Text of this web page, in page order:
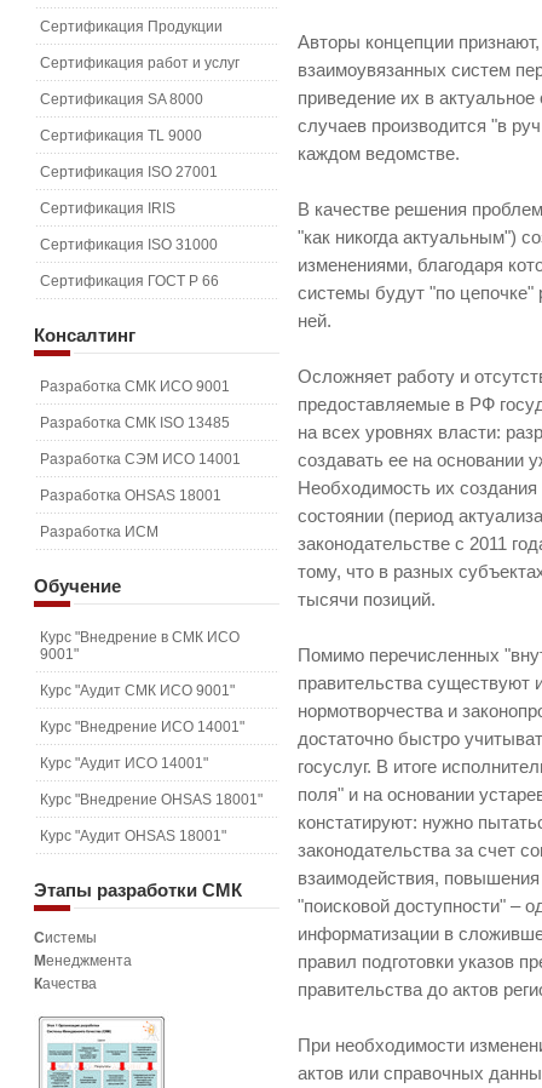
Авторы концепции
взаимоувязанных систем
приведение их в
случаев производится "в
каждом ведомстве.
В качестве решения
"как никогда актуальным")
изменениями, благодаря
системы будут "по цепочке"
ней.
Осложняет работу и
предоставляемые в РФ
на всех уровнях власти:
создавать ее на основании
Необходимость их
состоянии (период
законодательстве с 2011
тому, что в разных
тысячи позиций.
Помимо перечисленных
правительства существуют
нормотворчества и
достаточно быстро
госуслуг. В итоге
поля" и на основании
констатируют: нужно
законодательства за счет
взаимодействия,
"поисковой доступности" –
информатизации в
правил подготовки указов
правительства до актов
При необходимости
актов или справочных
Сертификация Продукции
Сертификация работ и услуг
Сертификация SA 8000
Сертификация TL 9000
Сертификация ISO 27001
Сертификация IRIS
Сертификация ISO 31000
Сертификация ГОСТ Р 66
Консалтинг
Разработка СМК ИСО 9001
Разработка СМК ISO 13485
Разработка СЭМ ИСО 14001
Разработка OHSAS 18001
Разработка ИСМ
Обучение
Курс "Внедрение в СМК ИСО
9001"
Курс "Аудит СМК ИСО 9001"
Курс "Внедрение ИСО 14001"
Курс "Аудит ИСО 14001"
Курс "Внедрение OHSAS 18001"
Курс "Аудит OHSAS 18001"
Этапы разработки СМК
Системы
Менеджмента
Качества